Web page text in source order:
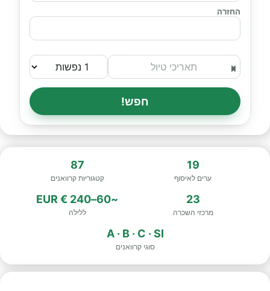
החזרה
חפש!
19
ערים לאיסוף
87
קטגוריות קרוואנים
23
מרכזי השכרה
~60–240 € EUR
ללילה
A · B · C · SI
סוגי קרוואנים